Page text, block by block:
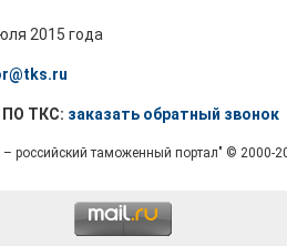
2015 года
ПО ТКС: заказать обратный звонок
российский таможенный портал" © 2000-